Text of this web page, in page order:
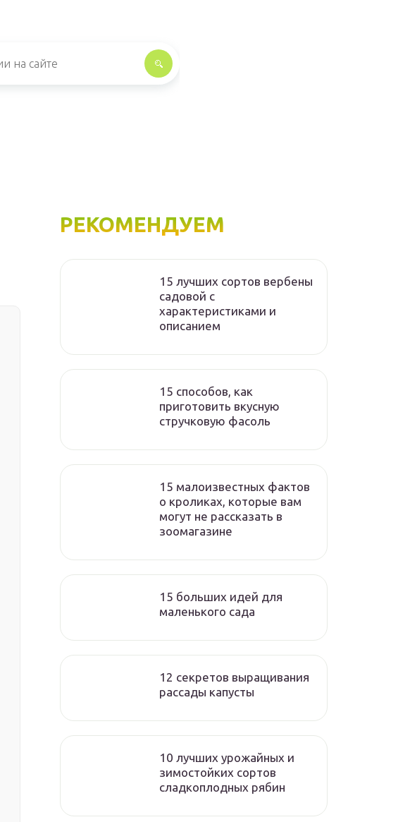
РЕКОМЕНДУЕМ
15 лучших сортов вербены
садовой с
характеристиками и
описанием
15 способов, как
приготовить вкусную
стручковую фасоль
15 малоизвестных фактов
о кроликах, которые вам
могут не рассказать в
зоомагазине
15 больших идей для
маленького сада
12 секретов выращивания
рассады капусты
10 лучших урожайных и
зимостойких сортов
сладкоплодных рябин